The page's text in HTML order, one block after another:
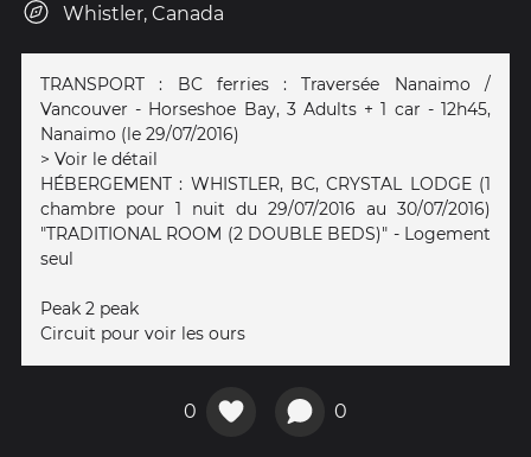
Whistler, Canada
TRANSPORT : BC ferries : Traversée Nanaimo /
Vancouver - Horseshoe Bay, 3 Adults + 1 car - 12h45,
Nanaimo (le 29/07/2016)
> Voir le détail
HÉBERGEMENT : WHISTLER, BC, CRYSTAL LODGE (1
chambre pour 1 nuit du 29/07/2016 au 30/07/2016)
"TRADITIONAL ROOM (2 DOUBLE BEDS)" - Logement
seul
Peak 2 peak
Circuit pour voir les ours
0 0